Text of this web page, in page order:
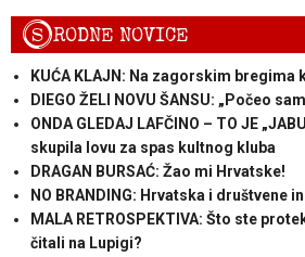
SRODNE NOVICE
KUĆA KLAJN: Na zagorskim bregima
DIEGO ŽELI NOVU ŠANSU: „Počeo
ONDA GLEDAJ LAFČINO – TO JE
skupila lovu za spas kultnog kluba
DRAGAN BURSAĆ: Žao mi Hrvatske!
NO BRANDING: Hrvatska i društvene
MALA RETROSPEKTIVA: Što ste
čitali na Lupigi?